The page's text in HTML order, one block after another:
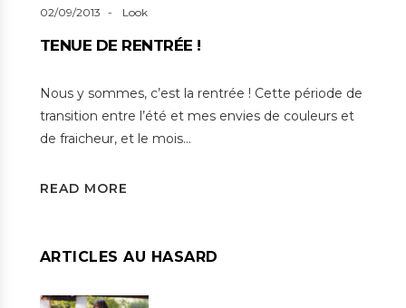
02/09/2013 Look
TENUE DE RENTRÉE !
Nous y sommes, c’est la rentrée ! Cette période de
transition entre l’été et mes envies de couleurs et
de fraicheur, et le mois…
READ MORE
ARTICLES AU HASARD